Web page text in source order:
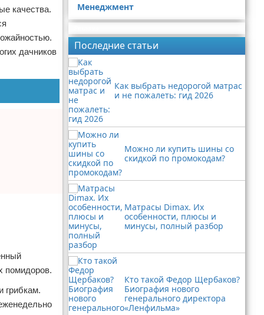
качества.
дачников
помидоров.
грибкам.
Менеджмент
Последние статьи
Как выбрать недорогой матрас
и не пожалеть: гид 2026
Можно ли купить шины со
скидкой по промокодам?
Матрасы Dimax. Их
особенности, плюсы и
минусы, полный разбор
Кто такой Федор Щербаков?
Биография нового
генерального директора
«Ленфильма»